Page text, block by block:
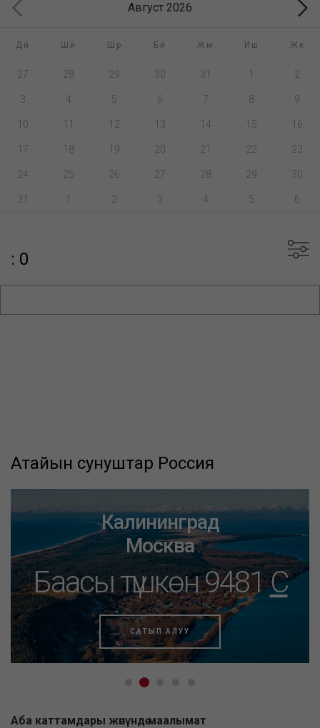
Август 2026
Дй Шй Шр Бй Жм Иш Жк
27 28 29 30 31 1 2
3 4 5 6 7 8 9
10 11 12 13 14 15 16
17 18 19 20 21 22 23
24 25 26 27 28 29 30
31 1 2 3 4 5 6
: 0
Атайын сунуштар Россия
Калининград
Москва
Баасы түшкөн 9481C
САТЫП АЛУУ
Аба каттамдары жөнүндө маалымат